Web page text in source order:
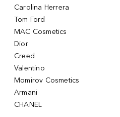
Carolina Herrera
Tom Ford
MAC Cosmetics
Dior
Creed
Valentino
Momirov Cosmetics
Armani
CHANEL